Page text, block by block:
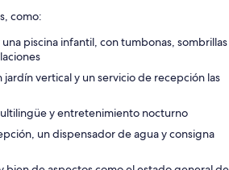
como:
piscina infantil, con tumbonas, sombrillas
jardín vertical y un servicio de recepción las
y entretenimiento nocturno
un dispensador de agua y consigna